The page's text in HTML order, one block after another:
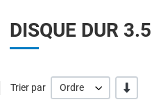
DISQUE DUR 3.5
Trier par Ordre ' -/+'